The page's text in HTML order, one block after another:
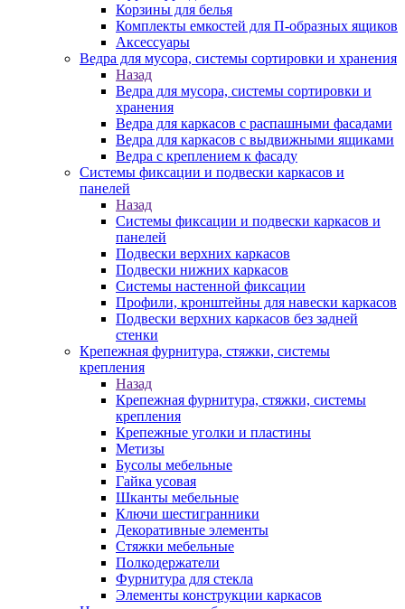
Корзины для белья
Комплекты емкостей для П-образных ящиков
Аксессуары
Ведра для мусора, системы сортировки и хранения
Назад
Ведра для мусора, системы сортировки и
хранения
Ведра для каркасов с распашными фасадами
Ведра для каркасов с выдвижными ящиками
Ведра с креплением к фасаду
Системы фиксации и подвески каркасов и
панелей
Назад
Системы фиксации и подвески каркасов и
панелей
Подвески верхних каркасов
Подвески нижних каркасов
Системы настенной фиксации
Профили, кронштейны для навески каркасов
Подвески верхних каркасов без задней
стенки
Крепежная фурнитура, стяжки, системы
крепления
Назад
Крепежная фурнитура, стяжки, системы
крепления
Крепежные уголки и пластины
Метизы
Бусолы мебельные
Гайка усовая
Шканты мебельные
Ключи шестигранники
Декоративные элементы
Стяжки мебельные
Полкодержатели
Фурнитура для стекла
Элементы конструкции каркасов